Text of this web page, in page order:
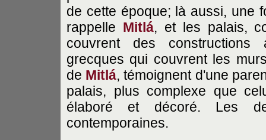
de cette époque; là aussi, une
rappelle Mitlá, et les palais,
couvrent des constructions
grecques qui couvrent les
de Mitlá, témoignent d'une
palais, plus complexe que
élaboré et décoré. Les
contemporaines.